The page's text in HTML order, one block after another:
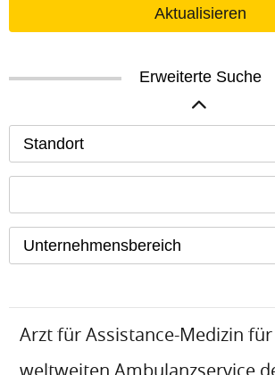
Aktualisieren
Erweiterte Suche
Standort
Unternehmensbereich
Arzt für Assistance-Medizin
weltweiten Ambulanzservice